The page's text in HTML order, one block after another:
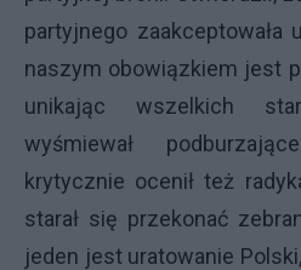
partyjnego zaakceptowała
naszym obowiązkiem jest
unikając wszelkich
wyśmiewał
krytycznie ocenił też
starał się przekonać
jeden jest uratowanie